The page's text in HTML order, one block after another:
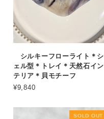
シルキーフローライト＊シ
ェル型＊トレイ＊天然石イン
テリア＊貝モチーフ
¥9,840
SOLD OUT